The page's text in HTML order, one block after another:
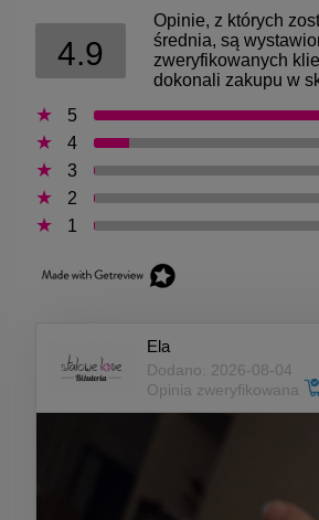
4.9
Opinie, z których
średnia, są
zweryfikowanych
dokonali zakupu w
5
4
3
2
1
Ela
Dodano: 2026-08-04
Opinia zweryfikowana